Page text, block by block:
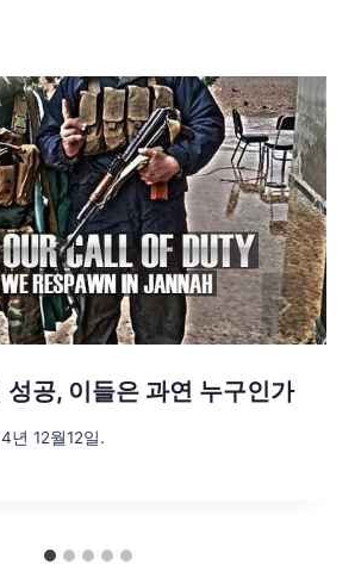
성공, 이들은 과연 누구인가
년 12월12일.